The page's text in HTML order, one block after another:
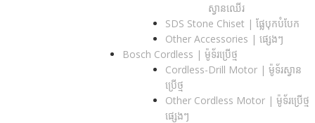
ស្វានឈើរ
SDS Stone Chiset |​ ផ្លែបុកបំបែក
Other Accessories | ផ្សេងៗ
Bosch Cordless | ម៉ូទ័រប្រើថ្ម
Cordless-Drill Motor | ម៉ូទ័រស្វាន
ប្រើថ្ម
Other Cordless Motor | ម៉ូទ័រប្រើថ្ម
ផ្សេងៗ